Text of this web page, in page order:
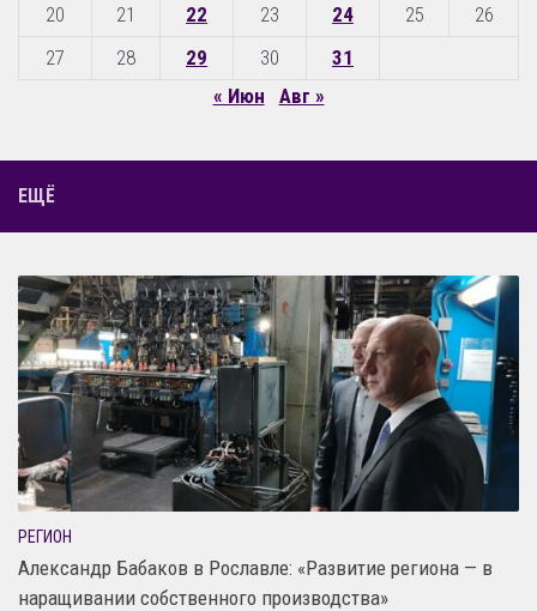
20
21 22 23 24 25
26
27
28 29 30
31
« Июн
Авг »
ЕЩЁ
РЕГИОН
Александр Бабаков в Рославле: «Развитие региона — в
наращивании собственного производства»